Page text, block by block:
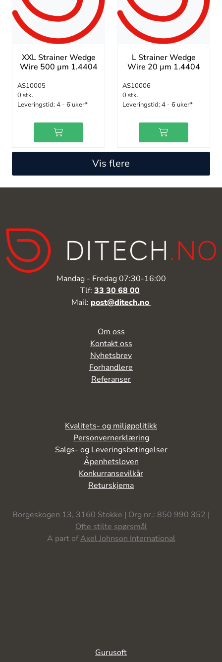
XXL Strainer Wedge
Wire 500 µm 1.4404
AS10005
0 stk.
Leveringstid:4 - 6 uker*
L Strainer Wedge
Wire 20 µm 1.4404
AS10006
0 stk.
Leveringstid:4 - 6 uker*
Vis flere
Mandag - Fredag 07:30-16:00
Tlf: 33 30 68 00
Mail: post@ditech.no
Kvalitets- og miljøpolitikk
Personvernerklæring
Salgs- og Leveringsbetingelser
Åpenhetsloven
Konkurransevilkår
Returskjema
Om oss
Kontakt oss
Nyhetsbrev
Forhandlere
Referanser
Borgeskogen 13, 3160 Stokke | Org nr.: 850 990 352 |
Ofte stilte spørsmål
A part ofAxel Johnson International
Gurusoft